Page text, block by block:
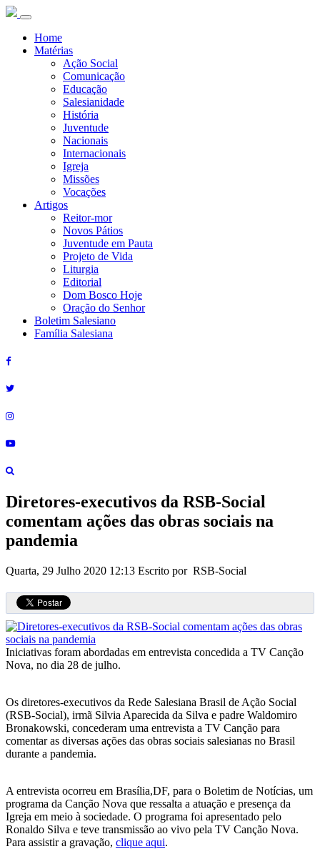
Home
Matérias
Ação Social
Comunicação
Educação
Salesianidade
História
Juventude
Nacionais
Internacionais
Igreja
Missões
Vocações
Artigos
Reitor-mor
Novos Pátios
Juventude em Pauta
Projeto de Vida
Liturgia
Editorial
Dom Bosco Hoje
Oração do Senhor
Boletim Salesiano
Família Salesiana
Diretores-executivos da RSB-Social
comentam ações das obras sociais na
pandemia
Quarta, 29 Julho 2020 12:13 Escrito por RSB-Social
Iniciativas foram abordadas em entrevista concedida a TV Canção
Nova, no dia 28 de julho.
Os diretores-executivos da Rede Salesiana Brasil de Ação Social
(RSB-Social), irmã Silvia Aparecida da Silva e padre Waldomiro
Bronakowski, concederam uma entrevista a TV Canção para
comentar as diversas ações das obras sociais salesianas no Brasil
durante a pandemia.
A entrevista ocorreu em Brasília,DF, para o Boletim de Notícias, um
programa da Canção Nova que ressalta a atuação e presença da
Igreja em meio à sociedade. O programa foi apresentado pelo
Ronaldo Silva e teve transmissão ao vivo pela TV Canção Nova.
Para assistir a gravação, clique aqui.